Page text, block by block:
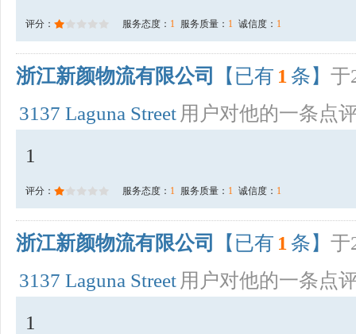
评分： 服务态度： 1 服务质量： 1 诚信度： 1
浙江新颜物流有限公司 【已有 1 条】 于
3137 Laguna Street 用户对他的一条点
1
评分： 服务态度： 1 服务质量： 1 诚信度： 1
浙江新颜物流有限公司 【已有 1 条】 于
3137 Laguna Street 用户对他的一条点
1